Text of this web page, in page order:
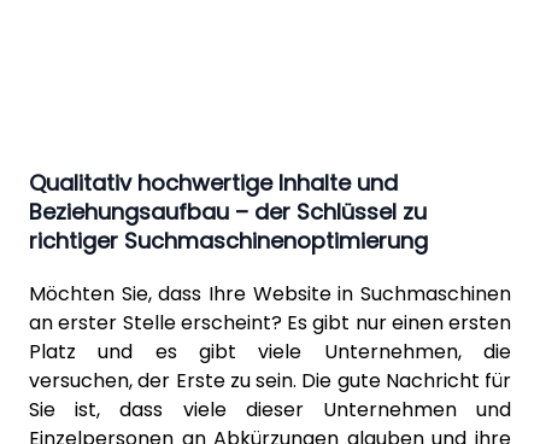
Qualitativ hochwertige Inhalte und
Beziehungsaufbau – der Schlüssel zu
richtiger Suchmaschinenoptimierung
Möchten Sie, dass Ihre Website in Suchmaschinen
an erster Stelle erscheint? Es gibt nur einen ersten
Platz und es gibt viele Unternehmen, die
versuchen, der Erste zu sein. Die gute Nachricht für
Sie ist, dass viele dieser Unternehmen und